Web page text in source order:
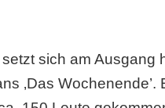
sich am Ausgang
‚Das Wochenende’.